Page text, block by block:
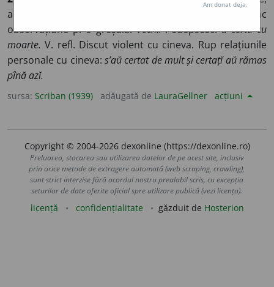
a distinge. V.
). Mustru, fac
observațiune p. o greșală.Vechĭ.Pedepsesc:a certa cu
moarte. V. refl. Discut violent cu cineva. Rup relațiunile
personale cu cineva: s’aŭ certat de mult și certațĭ aŭ rămas
pînă azĭ.
sursa: Scriban (1939) adăugată de LauraGellner acțiuni
Copyright © 2004-2026 dexonline (https://dexonline.ro)
Preluarea, stocarea sau utilizarea datelor de pe acest site, inclusiv
prin orice metode de extragere automată (web scraping, crawling),
sunt strict interzise fără acordul nostru prealabil scris, cu excepția
seturilor de date oferite oficial spre utilizare publică (vezi licența).
licență confidențialitate găzduit de Hosterion
Am donat deja.